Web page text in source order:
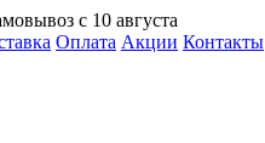
с 10 августа
Оплата Акции Контакты